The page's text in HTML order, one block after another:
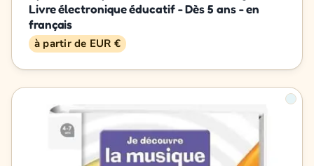
Livre électronique éducatif - Dès 5 ans - en
français
à partir de EUR €